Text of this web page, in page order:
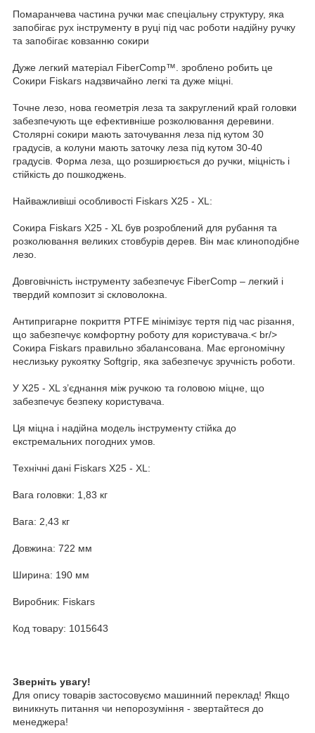
Помаранчева частина ручки має спеціальну структуру, яка
запобігає рух інструменту в руці під час роботи надійну ручку
та запобігає ковзанню сокири
Дуже легкий матеріал FiberComp™. зроблено робить це
Сокири Fiskars надзвичайно легкі та дуже міцні.
Точне лезо, нова геометрія леза та закруглений край головки
забезпечують ще ефективніше розколювання деревини.
Столярні сокири мають заточування леза під кутом 30
градусів, а колуни мають заточку леза під кутом 30-40
градусів. Форма леза, що розширюється до ручки, міцність і
стійкість до пошкоджень.
Найважливіші особливості Fiskars X25 - XL:
Сокира Fiskars X25 - XL був розроблений для рубання та
розколювання великих стовбурів дерев. Він має клиноподібне
лезо.
Довговічність інструменту забезпечує FiberComp – легкий і
твердий композит зі скловолокна.
Антипригарне покриття PTFE мінімізує тертя під час різання,
що забезпечує комфортну роботу для користувача.< br/>
Сокира Fiskars правильно збалансована. Має ергономічну
неслизьку рукоятку Softgrip, яка забезпечує зручність роботи.
У X25 - XL з’єднання між ручкою та головою міцне, що
забезпечує безпеку користувача.
Ця міцна і надійна модель інструменту стійка до
екстремальних погодних умов.
Технічні дані Fiskars X25 - XL:
Вага головки: 1,83 кг
Вага: 2,43 кг
Довжина: 722 мм
Ширина: 190 мм
Виробник: Fiskars
Код товару: 1015643
Зверніть увагу!
Для опису товарів застосовуємо машинний переклад! Якщо
виникнуть питання чи непорозуміння - звертайтеся до
менеджера!